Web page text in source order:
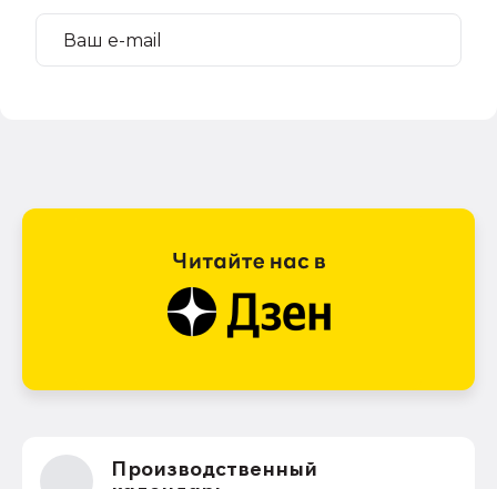
Производственный